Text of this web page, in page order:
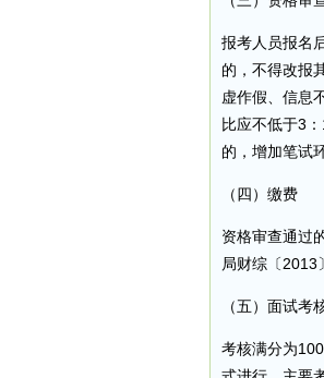
报考人员报名
的，不得改报
虚作假、信息
比应不低于3
的，增加笔试
（四）缴费
资格审查通过
局财综〔2013
（五）面试考
考核满分为